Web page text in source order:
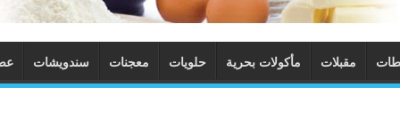
مقبلات مأكولات بحرية حلويات معجنات سندويشات